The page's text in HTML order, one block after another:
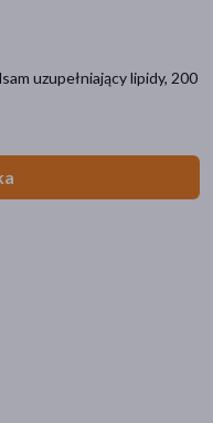
uzupełniający lipidy, 200